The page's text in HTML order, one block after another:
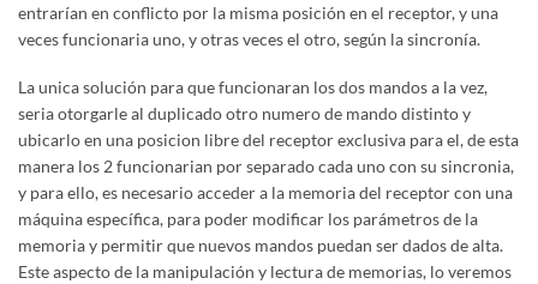
entrarían en conflicto por la misma posición en el receptor, y una
veces funcionaria uno, y otras veces el otro, según la sincronía.
La unica solución para que funcionaran los dos mandos a la vez,
seria otorgarle al duplicado otro numero de mando distinto y
ubicarlo en una posicion libre del receptor exclusiva para el, de esta
manera los 2 funcionarian por separado cada uno con su sincronia,
y para ello, es necesario acceder a la memoria del receptor con una
máquina específica, para poder modificar los parámetros de la
memoria y permitir que nuevos mandos puedan ser dados de alta.
Este aspecto de la manipulación y lectura de memorias, lo veremos